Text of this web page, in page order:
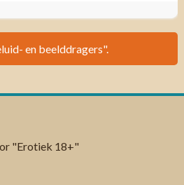
en beelddragers".
"Erotiek 18+"